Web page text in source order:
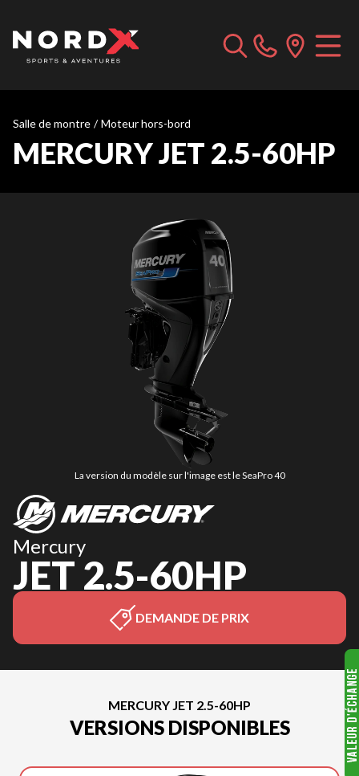
Salle de montre / Moteur hors-bord
MERCURY JET 2.5-60HP
La version du modèle sur l'image est le SeaPro 40
Mercury
JET 2.5-60HP
DEMANDE DE PRIX
MERCURY JET 2.5-60HP
VERSIONS DISPONIBLES